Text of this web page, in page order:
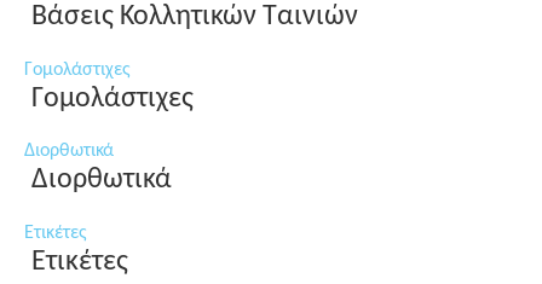
Βάσεις Κολλητικών Ταινιών
Γομολάστιχες
Γομολάστιχες
Διορθωτικά
Διορθωτικά
Ετικέτες
Ετικέτες